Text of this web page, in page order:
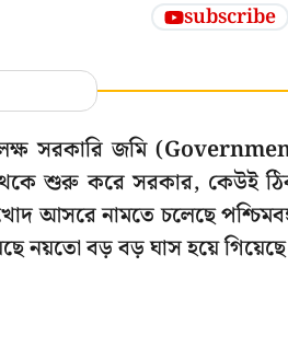
subscribe
সরকারি জমি
শুরু করে সরকার, কেউই
আসরে নামতে চলেছে
নয়তো বড় বড় ঘাস হয়ে